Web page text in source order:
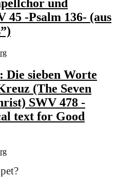
und
45 -Psalm 136- (aus
Die sieben Worte
(The Seven
SWV 478 -
text for Good